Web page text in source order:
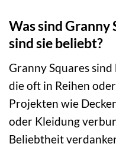
Was sind Granny
sind sie beliebt?
Granny Squares
die oft in Reihen
Projekten wie
oder Kleidung
Beliebtheit